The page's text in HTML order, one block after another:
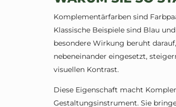
Komplementärfarben sind
Klassische Beispiele sind Blau
besondere Wirkung beruht
nebeneinander eingesetzt,
visuellen Kontrast.
Diese Eigenschaft macht
Gestaltungsinstrument. Sie